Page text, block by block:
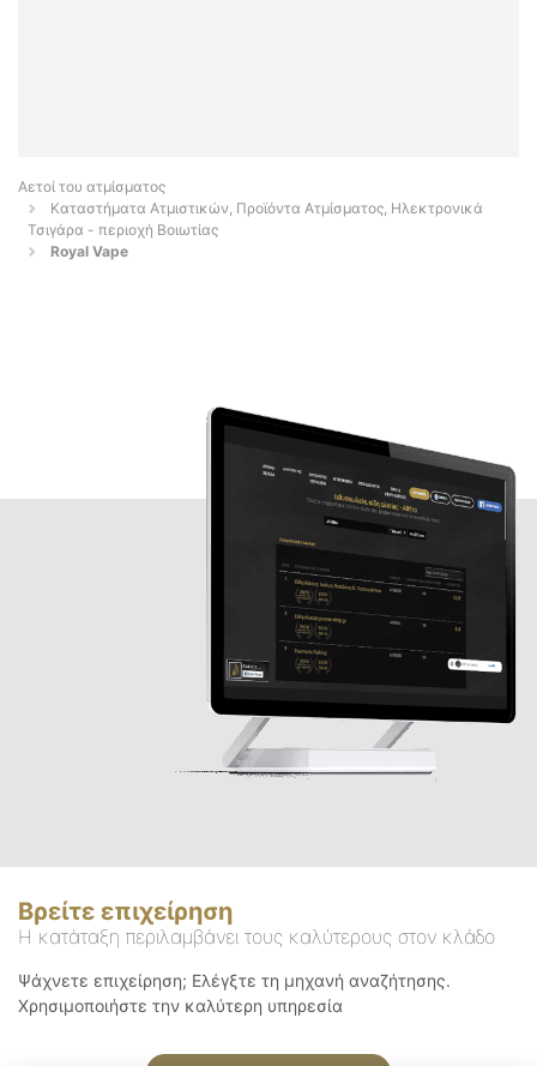
Αετοί του ατμίσματος
Καταστήματα Ατμιστικών, Προϊόντα Ατμίσματος, Ηλεκτρονικά
Τσιγάρα - περιοχή Βοιωτίας
Royal Vape
Βρείτε επιχείρηση
Η κατάταξη περιλαμβάνει τους καλύτερους στον κλάδο
Ψάχνετε επιχείρηση; Ελέγξτε τη μηχανή αναζήτησης.
Χρησιμοποιήστε την καλύτερη υπηρεσία